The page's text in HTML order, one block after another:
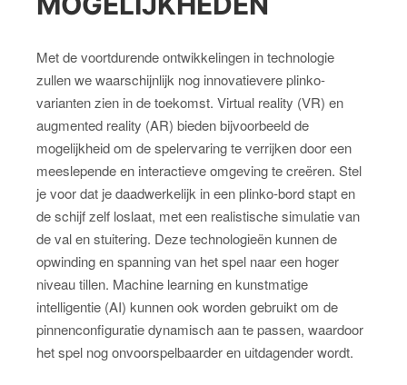
Met de voortdurende ontwikkelingen in technologie
zullen we waarschijnlijk nog innovatievere plinko-
varianten zien in de toekomst. Virtual reality (VR) en
augmented reality (AR) bieden bijvoorbeeld de
mogelijkheid om de spelervaring te verrijken door een
meeslepende en interactieve omgeving te creëren. Stel
je voor dat je daadwerkelijk in een plinko-bord stapt en
de schijf zelf loslaat, met een realistische simulatie van
de val en stuitering. Deze technologieën kunnen de
opwinding en spanning van het spel naar een hoger
niveau tillen. Machine learning en kunstmatige
intelligentie (AI) kunnen ook worden gebruikt om de
pinnenconfiguratie dynamisch aan te passen, waardoor
het spel nog onvoorspelbaarder en uitdagender wordt.